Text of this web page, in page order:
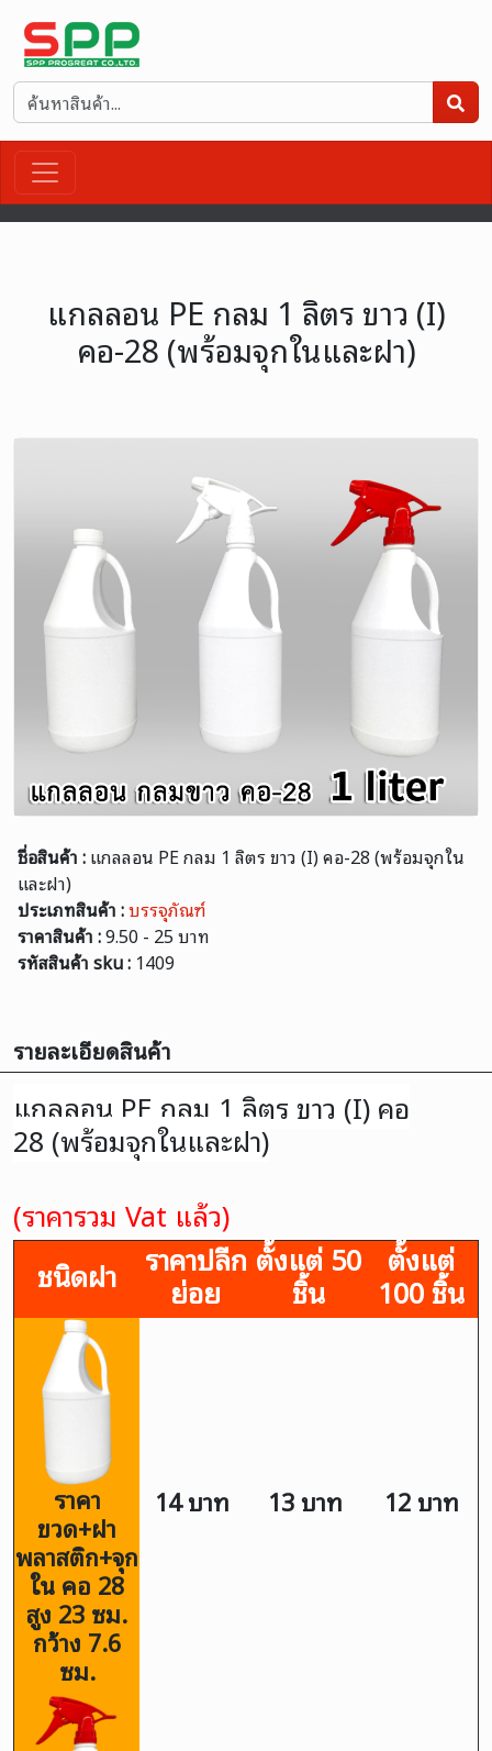
แกลลอน PE กลม 1 ลิตร ขาว (I)
คอ-28 (พร้อมจุกในและฝา)
ชื่อสินค้า :แกลลอน PE กลม 1 ลิตร ขาว (I) คอ-28 (พร้อมจุกใน
และฝา)
ประเภทสินค้า :บรรจุภัณฑ์
ราคาสินค้า :9.50 - 25 บาท
รหัสสินค้า sku : 1409
รายละเอียดสินค้า
แกลลอน PE กลม 1 ลิตร ขาว (I) คอ
28 (พร้อมจุกในและฝา)
(ราคารวม Vat แล้ว)
ชนิดฝา
ราคาปลีก
ย่อย
ตั้งแต่ 50
ชิ้น
ตั้งแต่
100 ชิ้น
ราคา
ขวด+ฝา
พลาสติก+จุก
ใน คอ 28
สูง 23 ซม.
กว้าง 7.6
ซม.
14 บาท 13 บาท 12 บาท